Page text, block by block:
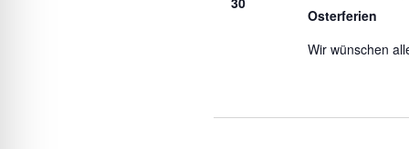
Osterferien
Wir wünschen